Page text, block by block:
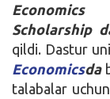
Economics
Scholarship
qildi. Dastur
Economicsda
talabalar